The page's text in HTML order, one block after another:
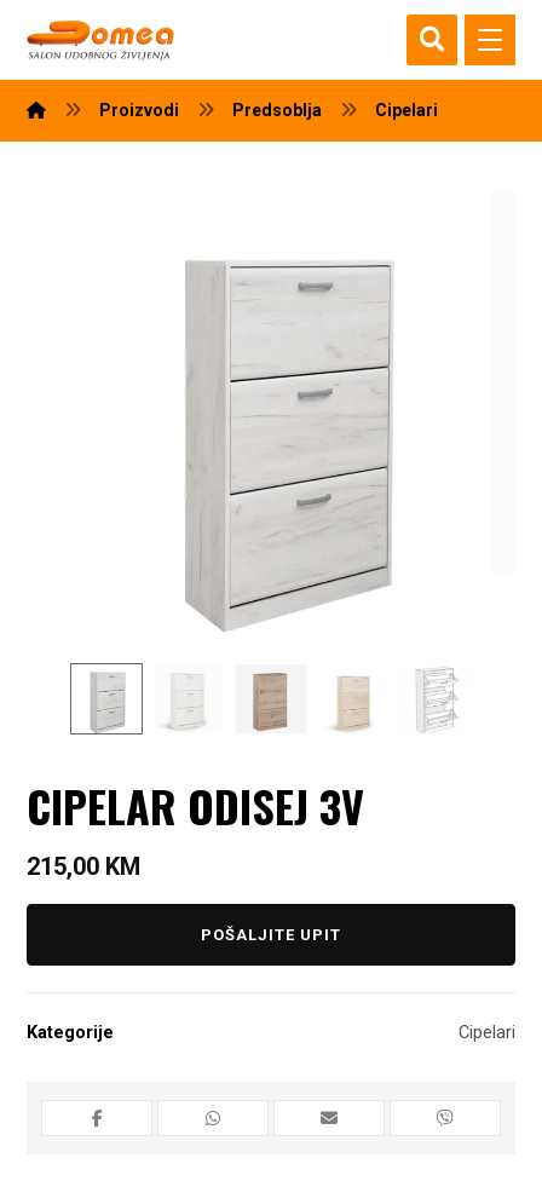
Proizvodi Predsoblja Cipelari
CIPELAR ODISEJ 3V
215,00 KM
POŠALJITE UPIT
Kategorije Cipelari